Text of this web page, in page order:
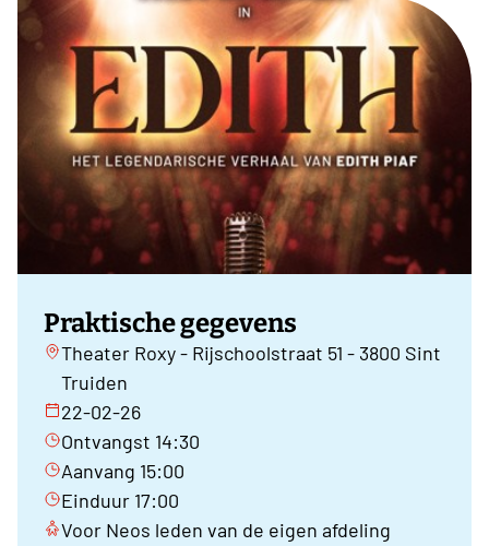
Praktische gegevens
Theater Roxy - Rijschoolstraat 51 - 3800 Sint
Truiden
22-02-26
Ontvangst 14:30
Aanvang 15:00
Einduur 17:00
Voor Neos leden van de eigen afdeling